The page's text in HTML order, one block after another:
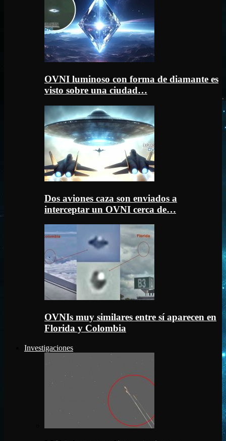
OVNI luminoso con forma de diamante es
visto sobre una ciudad…
Dos aviones caza son enviados a
interceptar un OVNI cerca de…
OVNIs muy similares entre sí aparecen en
Florida y Colombia
Investigaciones